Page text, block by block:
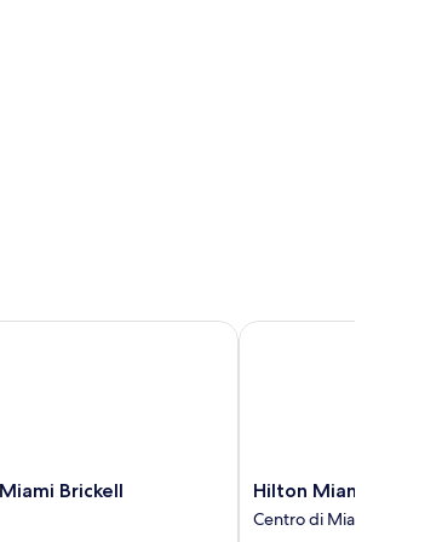
Brickell
Brickell
Hilton
Miami
Downtown
Hilton Miami
Centro di Miami
Hilton Miami